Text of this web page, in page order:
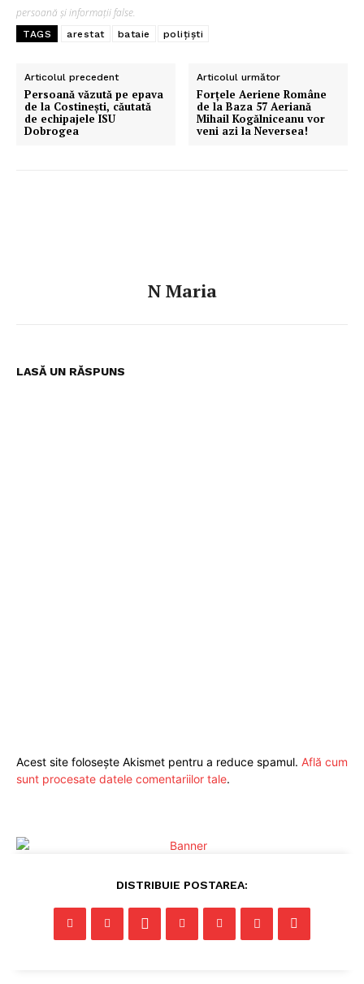
Pentru și mai mult conținut
exclusiv!
persoană și informații false.
TAGS arestat bataie polițiști
Articolul precedent
Persoană văzută pe epava
de la Costineşti, căutată
de echipajele ISU
Dobrogea
Articolul următor
Forţele Aeriene Române
de la Baza 57 Aeriană
Mihail Kogălniceanu vor
veni azi la Neversea!
N Maria
LASĂ UN RĂSPUNS
Acest site folosește Akismet pentru a reduce spamul. Află cum
sunt procesate datele comentariilor tale.
DISTRIBUIE POSTAREA: